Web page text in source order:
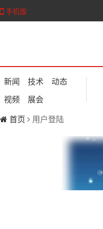
手机版
新闻 技术
动态
视频
展会
首页
用户登陆